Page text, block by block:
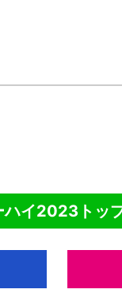
ハイ2023トッ